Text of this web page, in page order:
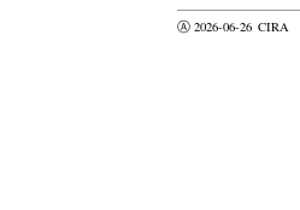
Ⓐ 2026-06-26 CIRA